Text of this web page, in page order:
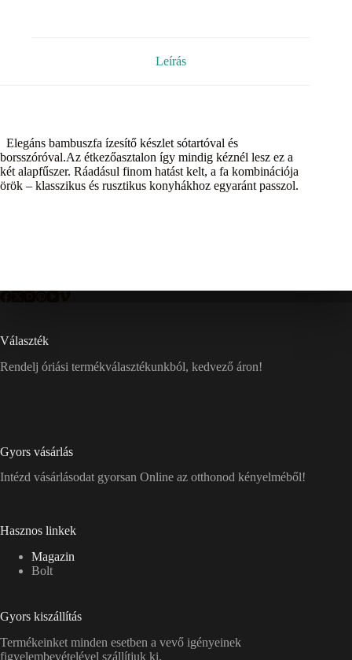
Leírás
Elegáns bambuszfa ízesítő készlet sótartóval és
borsszóróval.Az étkezőasztalon így mindig kéznél lesz ez a
két alapfűszer. Ráadásul finom hatást kelt, a fa kombinációja
örök – klasszikus és rusztikus konyhákhoz egyaránt passzol.
Választék
Rendelj óriási termékválasztékunkból, kedvező áron!
Gyors vásárlás
Intézd vásárlásodat gyorsan Online az otthonod kényelméből!
Hasznos linkek
Magazin
Bolt
Gyors kiszállítás
Termékeinket minden esetben a vevő igényeinek
figyelembevételével szállítjuk ki.